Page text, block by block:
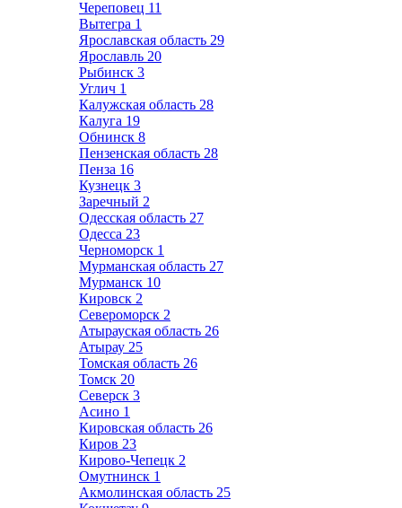
Череповец 11
Вытегра 1
Ярославская область 29
Ярославль 20
Рыбинск 3
Углич 1
Калужская область 28
Калуга 19
Обнинск 8
Пензенская область 28
Пенза 16
Кузнецк 3
Заречный 2
Одесская область 27
Одесса 23
Черноморск 1
Мурманская область 27
Мурманск 10
Кировск 2
Североморск 2
Атырауская область 26
Атырау 25
Томская область 26
Томск 20
Северск 3
Асино 1
Кировская область 26
Киров 23
Кирово-Чепецк 2
Омутнинск 1
Акмолинская область 25